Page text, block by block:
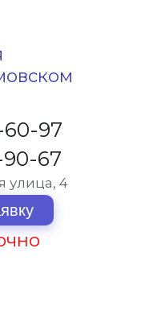
60-97
67
улица, 4